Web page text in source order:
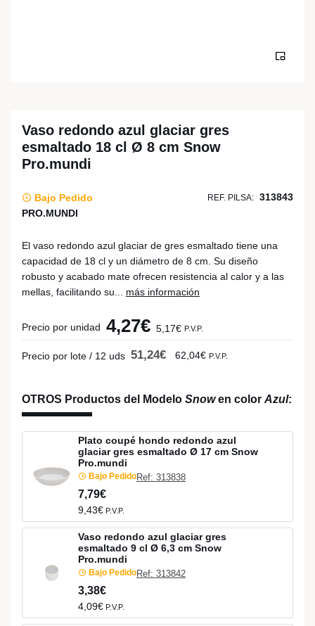
Vaso redondo azul glaciar gres
esmaltado 18 cl Ø 8 cm Snow
Pro.mundi
Bajo Pedido REF. PILSA: 313843
PRO.MUNDI
El vaso redondo azul glaciar de gres esmaltado tiene una
capacidad de 18 cl y un diámetro de 8 cm. Su diseño
robusto y acabado mate ofrecen resistencia al calor y a las
mellas, facilitando su... más información
Precio por unidad 4,27€ 5,17€ P.V.P.
Precio por lote / 12 uds 51,24€ 62,04€ P.V.P.
OTROS Productos del Modelo Snowen color Azul:
Plato coupé hondo redondo azul
glaciar gres esmaltado Ø 17 cm Snow
Pro.mundi
Bajo PedidoRef: 313838
7,79€
9,43€ P.V.P.
Vaso redondo azul glaciar gres
esmaltado 9 cl Ø 6,3 cm Snow
Pro.mundi
Bajo PedidoRef: 313842
3,38€
4,09€ P.V.P.